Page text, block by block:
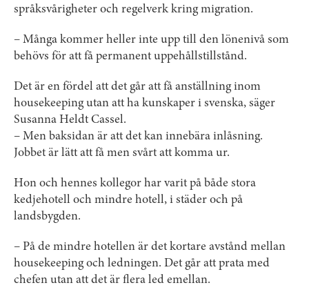
språksvårigheter och regelverk kring migration.
– Många kommer heller inte upp till den lönenivå som
behövs för att få permanent uppehållstillstånd.
Det är en fördel att det går att få anställning inom
housekeeping utan att ha kunskaper i svenska, säger
Susanna Heldt Cassel.
– Men baksidan är att det kan innebära inlåsning.
Jobbet är lätt att få men svårt att komma ur.
Hon och hennes kollegor har varit på både stora
kedjehotell och mindre hotell, i städer och på
landsbygden.
– På de mindre hotellen är det kortare avstånd mellan
housekeeping och ledningen. Det går att prata med
chefen utan att det är flera led emellan.